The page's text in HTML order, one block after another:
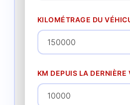
KILOMÉTRAGE DU
KM DEPUIS LA DERNIÈRE